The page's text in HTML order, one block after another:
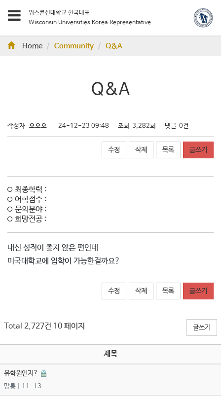
위스콘신대학교 한국대표
Wisconsin Universities Korea Representative
Home Community Q&A
Q&A
작성자 오오오 24-12-23 09:48 조회 3,282회 댓글 0건
수정 삭제 목록 글쓰기
최종학력 :
어학점수 :
문의분야 :
희망전공 :
내신 성적이 좋지 않은 편인데
미국대학교에 입학이 가능한걸까요?
수정 삭제 목록 글쓰기
Total 2,727건 10 페이지 글쓰기
제목
유학원인지?
망롱 | 11-13